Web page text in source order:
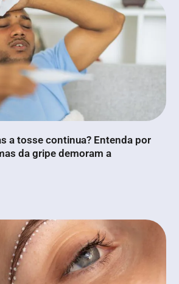
a tosse continua? Entenda por
da gripe demoram a